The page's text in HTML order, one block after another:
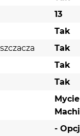
13
Tak
Tak
Tak
Tak
-